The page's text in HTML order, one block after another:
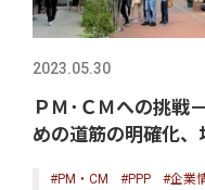
2023.05.30
ＰＭ･ＣＭへの挑戦
めの道筋の明確化、
#PM・CM #PPP #企業